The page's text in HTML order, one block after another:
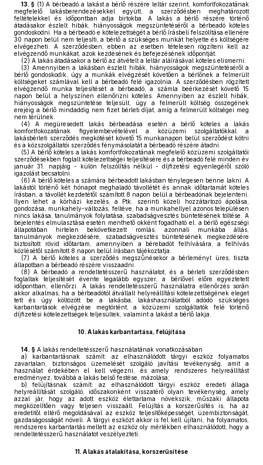
13. § (1) A bérbeadó a lakást a bérlő részére leltár szerint, komfortfokozatának
megfelelő lakásberendezésekkel együtt, a szerződésben meghatározott
feltételekkel és időpontban adja birtokba. A lakás a bérlő részére történő
átadásakor észlelt hibák, hiányosságok megszüntetéséről a bérbeadó köteles
gondoskodni. Ha a bérbeadó e kötelezettségét a bérlő írásbeli felszólítása ellenére
30 napon belül nem teljesíti, a bérlő a szükséges munkát helyette és költségére
elvégezheti. A szerződésben, ebben az esetben tételesen rögzíteni kell az
elvégzendő munkákat, azok kezdésének és befejezésének időpontját.
(2) A lakás átadásakor a bérlő az átvételt a leltár aláírásával köteles elismerni.
(3) Amennyiben a lakásban észlelt hibák, hiányosságok megszüntetéséről a
bérlő gondoskodik, úgy a munkák elvégzését követően a bérlőnek a felmerült
költségeket számlával kell a bérbeadó felé igazolnia. A szerződésben rögzített
elvégzendő munka teljesítését a bérbeadó, a számla beérkezését követő 15
napon belül a helyszínen ellenőrizni köteles. Amennyiben az észlelt hibák,
hiányosságok megszüntetése teljesült, úgy a felmerült költség összegének
erejéig a bérlő mindaddig nem fizet bérleti díjat, amíg a felmerült költségei meg
nem térülnek.
(4) A megüresedett lakás bérbeadása esetén a bérlő köteles a lakás
komfortfokozatának figyelembevételével a közüzemi szolgáltatókkal a
lakásbérleti szerződés megkötését követő 15 munkanapon belül szerződést kötni
és a közszolgáltatói szerződés fénymásolatát a bérbeadó részére átadni.
(5) A bérlő köteles a lakás komfortfokozatának megfelelő közüzemi szolgáltatói
szerződésekben foglalt kötelezettségei teljesítésére és a bérbeadó felé minden év
január 31. napjáig - külön felszólítás nélkül - díjfizetési egyenlegéről szóló
igazolást becsatolni.
(6) A bérlő köteles a számára bérbeadott lakásban ténylegesen benne lakni. A
lakástól történő két hónapot meghaladó távollétét és annak időtartamát köteles
írásban, a távollét kezdetétől számított 8 napon belül a bérbeadónak bejelenteni.
Ilyen lehet a kórházi kezelés, a Ptk. szerinti közeli hozzátartozó ápolása,
gondozása, munkahely-változás, feltéve, ha a munkahellyel azonos településen
nincs lakása, tanulmányok folytatása, szabadságvesztés büntetésének töltése. A
bejelentés elmulasztása esetén menthető okként fogadható el, a bérlő egészségi
állapotában hirtelen bekövetkezett romlás, azonnali munkába állás,
tanulmányok megkezdésére, szabadságvesztés büntetésének megkezdésére
biztosított rövid időtartam, amennyiben a bérebadót felhívására, a felhívás
közlésétől számított 8 napon belül írásban tájékoztatja.
(7) A bérlő köteles a szerződés megszűnésekor a bérleményt üres, tiszta
állapotban a bérbeadó részére visszaadni.
(8) A bérbeadó a rendeltetésszerű használatot, és a bérleti szerződésben
foglaltak teljesítését évente legalább egyszer, a bérlővel előre egyeztetett
időpontban, ellenőrzi. A lakás rendeltetésszerű használatra ellenőrzés során
akkor alkalmas, ha a bérbeadótól átvállalt helyreállítási kötelezettségének eleget
tett és úgy költözött be a lakásba, lakáshasználatból adódó szükséges
karbantartások elvégzése megtörtént, a közüzemi szolgáltatók felé történő
díjfizetési kötelezettségek teljesültek, valamint a lakást a bérlő lakja.
10. A lakás karbantartása, felújítása
14. § A lakás rendeltetésszerű használatának vonatkozásában
a) karbantartásnak számít: az elhasználódott tárgyi eszköz folyamatos
zavartalan, biztonságos üzemelését szolgáló javítási tevékenység, amit a
használat érdekében el kell végezni, és amely rendszeres helyreállítást
eredményez, továbbá a lakás belső festése, mázolása;
b) felújításnak számít: az elhasználódott tárgyi eszköz eredeti állaga
helyreállítását szolgáló, időszakonként visszatérő olyan tevékenység, amely
azzal jár, hogy az adott eszköz élettartama növekszik, műszaki állapota
megközelítően vagy teljesen visszaáll. Felújítás a korszerűsítés is, ha az
eredetitől eltérő megoldásával az eszköz teljesítőképességét, üzembiztonságát,
gazdaságosságát növeli. A tárgyi eszközt akkor is fel kell újítani, ha folyamatos,
rendszeres karbantartás mellett az eszköz oly mértékben elhasználódott, hogy a
rendeltetésszerű használatot veszélyezteti.
11. A lakás átalakítása, korszerűsítése